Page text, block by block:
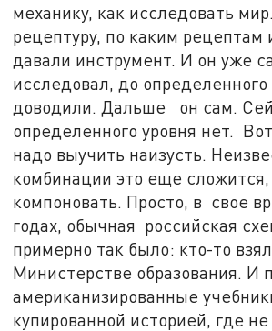
механику, как исследовать
рецептуру, по каким рецептам
давали инструмент. И он уже
исследовал, до определенного
доводили. Дальше он сам.
определенного уровня нет.
надо выучить наизусть.
комбинации это еще сложится,
компоновать. Просто, в свое
годах, обычная российская
примерно так было: кто-то
Министерстве образования. И
американизированные
купированной историей, где